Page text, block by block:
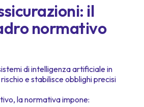
il
normativo
di intelligenza artificiale in
e stabilisce obblighi precisi
la normativa impone: